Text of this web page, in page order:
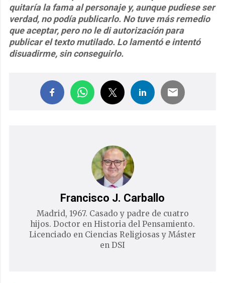
quitaría la fama al personaje y, aunque pudiese ser
verdad, no podía publicarlo. No tuve más remedio
que aceptar, pero no le di autorización para
publicar el texto mutilado. Lo lamentó e intentó
disuadirme, sin conseguirlo.
Francisco J. Carballo
Madrid, 1967. Casado y padre de cuatro
hijos. Doctor en Historia del Pensamiento.
Licenciado en Ciencias Religiosas y Máster
en DSI